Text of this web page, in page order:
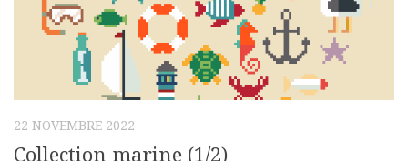
22 NOVEMBRE 2022
Collection marine (1/2)